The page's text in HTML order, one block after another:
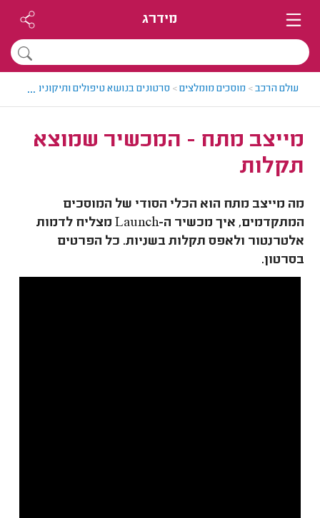
מידרג
עולם הרכב> מוסכים מומלצים> סרטונים בנושא טיפולים ותיקונים לרכבים
...
מייצב מתח - המכשיר שמוצא
תקלות
מה מייצב מתח הוא הכלי הסודי של המוסכים
המתקדמים, איך מכשיר ה-Launch מצליח לדמות
אלטרנטור ולאפס תקלות בשניות. כל הפרטים
בסרטון.